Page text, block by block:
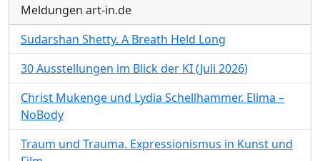
Meldungen art-in.de
Sudarshan Shetty. A Breath Held Long
30 Ausstellungen im Blick der KI (Juli 2026)
Christ Mukenge und Lydia Schellhammer. Elima –
NoBody
Traum und Trauma. Expressionismus in Kunst und